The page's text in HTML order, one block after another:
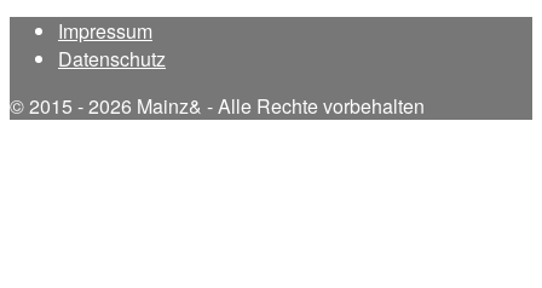
Impressum
Datenschutz
© 2015 - 2026 Mainz& - Alle Rechte vorbehalten